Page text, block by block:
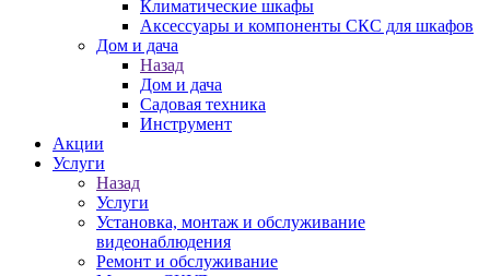
Климатические шкафы
Аксессуары и компоненты СКС для шкафов
Дом и дача
Назад
Дом и дача
Садовая техника
Инструмент
Акции
Услуги
Назад
Услуги
Установка, монтаж и обслуживание
видеонаблюдения
Ремонт и обслуживание